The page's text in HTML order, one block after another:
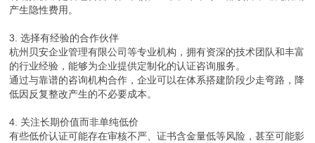
产生隐性费用。
3. 选择有经验的合作伙伴
杭州贝安企业管理有限公司等专业机构，拥有资深的技术团队和丰富
的行业经验，能够为企业提供定制化的认证咨询服务。
通过与靠谱的咨询机构合作，企业可以在体系搭建阶段少走弯路，降
低因反复整改产生的不必要成本。
4. 关注长期价值而非单纯低价
有些低价认证可能存在审核不严、证书含金量低等风险，甚至可能影